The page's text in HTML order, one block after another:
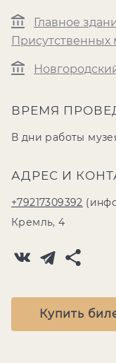
Главное
Присутственных
ВРЕМЯ
В дни работы
АДРЕС И
+79217309392
Кремль, 4
Купить